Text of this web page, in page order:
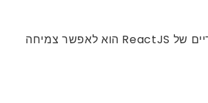
אפליקציות איזומורפיות ואוניברסליות הן יישומי אינטרנט מגיבים המבצעים זהים בשולחן העבודה, הטאבלט והנייד. אחד היתרונות והיעדים העיקריים של ReactJS הוא לאפשר צמיחה